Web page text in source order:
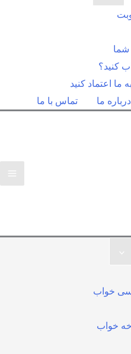
شما
کنید؟
ما اعتماد کنید
درباره ما تماس با ما
خواب
خواب